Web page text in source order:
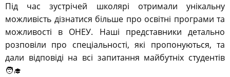
Під час зустрічей школярі отримали унікальну
можливість дізнатися більше про освітні програми та
можливості в ОНЕУ. Наші представники детально
розповіли про спеціальності, які пропонуються, та
дали відповіді на всі запитання майбутніх студентів
🧑‍🎓